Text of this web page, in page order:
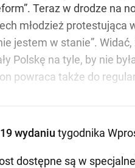
Teraz w drodze na
młodzież
jestem w stanie”.
Polskę na tyle, by nie
powraca także do
wydaniu tygodnika
dostępne są w